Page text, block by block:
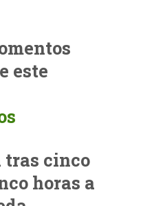
este
cinco
horas a